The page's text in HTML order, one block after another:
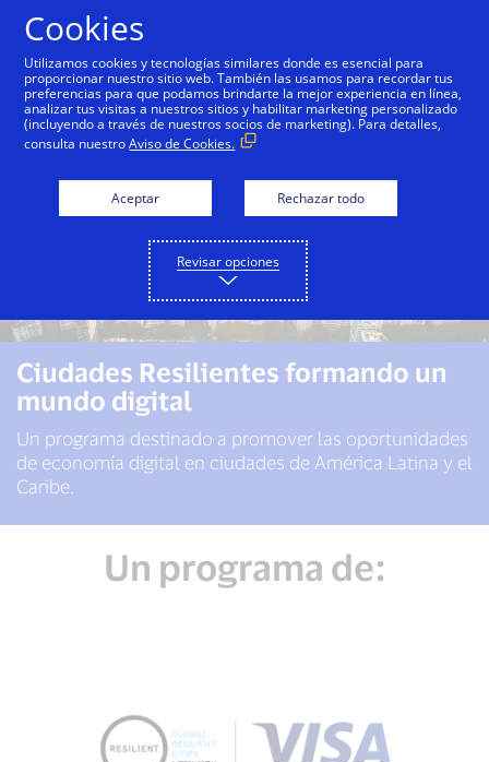
Ciudades Resilientes formando un
mundo digital
Un programa destinado a promover las oportunidades
de economía digital en ciudades de América Latina y el
Caribe.
Un programa de:
Cookies
Utilizamos cookies y tecnologías similares donde es esencial para
proporcionar nuestro sitio web. También las usamos para recordar tus
preferencias para que podamos brindarte la mejor experiencia en línea,
analizar tus visitas a nuestros sitios y habilitar marketing personalizado
(incluyendo a través de nuestros socios de marketing). Para detalles,
consulta nuestroAviso de Cookies.
Aceptar Rechazar todo
Revisar opciones